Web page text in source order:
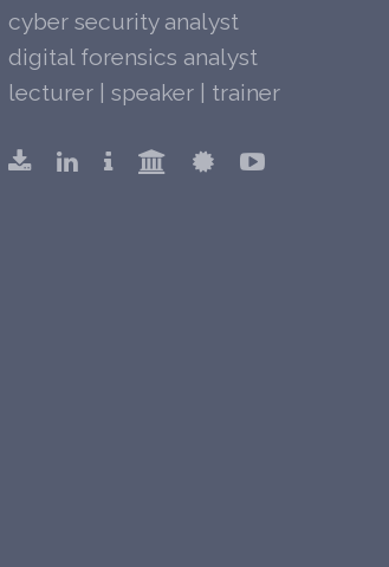
cyber security analyst
digital forensics analyst
lecturer | speaker | trainer